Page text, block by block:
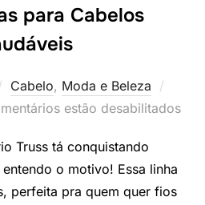
para Cabelos
Cabelo, Moda e Beleza
em
estão desabilitados
Truss tá conquistando
o motivo! Essa linha
perfeita pra quem quer fios